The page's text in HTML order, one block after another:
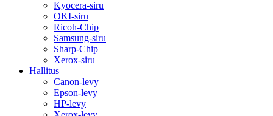
Kyocera-siru
OKI-siru
Ricoh-Chip
Samsung-siru
Sharp-Chip
Xerox-siru
Hallitus
Canon-levy
Epson-levy
HP-levy